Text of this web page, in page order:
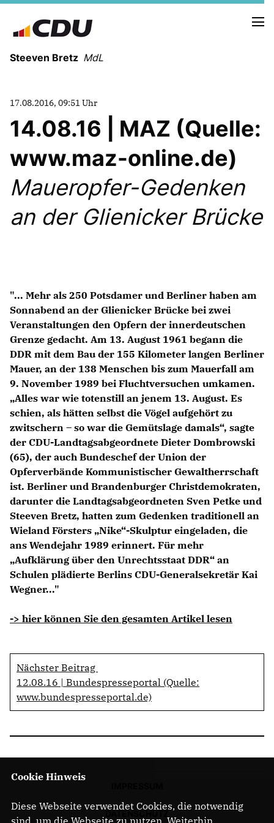
Steeven Bretz MdL
VITA
WAHLKREISBESUCHE
PRESSEFOTOS
MEIN BÜRGERBÜRO
Kleine Anfragen
CDU Deutschland
CDU Fraktion im Brandenburger Landtag
CDU Brandenburg
CDU Potsdam
17.08.2016, 09:51 Uhr
14.08.16 | MAZ (Quelle:
www.maz-online.de)
Maueropfer-Gedenken
an der Glienicker Brücke
"... Mehr als 250 Potsdamer und Berliner haben am
Sonnabend an der Glienicker Brücke bei zwei
Veranstaltungen den Opfern der innerdeutschen
Grenze gedacht. Am 13. August 1961 begann die
DDR mit dem Bau der 155 Kilometer langen Berliner
Mauer, an der 138 Menschen bis zum Mauerfall am
9. November 1989 bei Fluchtversuchen umkamen.
Alles war wie totenstill an jenem 13. August. Es
schien, als hätten selbst die Vögel aufgehört zu
zwitschern – so war die Gemütslage damals“, sagte
der CDU-Landtagsabgeordnete Dieter Dombrowski
(65), der auch Bundeschef der Union der
Opferverbände Kommunistischer Gewaltherrschaft
ist. Berliner und Brandenburger Christdemokraten,
darunter die Landtagsabgeordneten Sven Petke und
Steeven Bretz, hatten zum Gedenken traditionell an
Wieland Försters „Nike“-Skulptur eingeladen, die
ans Wendejahr 1989 erinnert. Für mehr
Aufklärung über den Unrechtsstaat DDR“ an
Schulen plädierte Berlins CDU-Generalsekretär Kai
Wegner..."
-> hier können Sie den gesamten Artikel lesen
Nächster Beitrag
12.08.16 | Bundespresseportal (Quelle:
www.bundespresseportal.de)
Cookie Hinweis
Diese Webseite verwendet Cookies, die notwendig
sind, um die Webseite zu nutzen. Weiterhin